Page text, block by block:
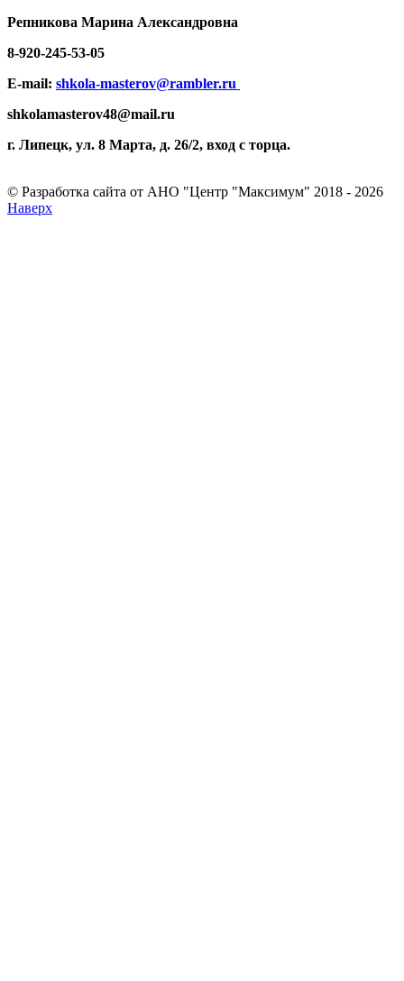
Репникова Марина Александровна
8-920-245-53-05
E-mail: shkola-masterov@rambler.ru
shkolamasterov48@mail.ru
г. Липецк, ул. 8 Марта, д. 26/2, вход с торца.
© Разработка сайта от АНО "Центр "Максимум" 2018 - 2026
Наверх